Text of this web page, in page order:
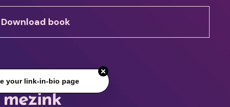
Download book
your link-in-bio page